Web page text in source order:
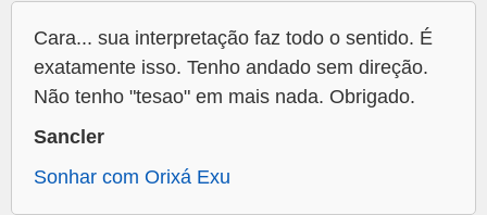
Cara... sua interpretação faz todo o sentido. É
exatamente isso. Tenho andado sem direção.
Não tenho "tesao" em mais nada. Obrigado.
Sancler
Sonhar com Orixá Exu